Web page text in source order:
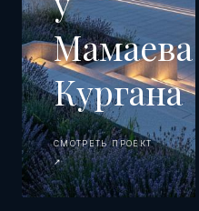
Мамаева
Кургана
СМОТРЕТЬ ПРОЕКТ
↗